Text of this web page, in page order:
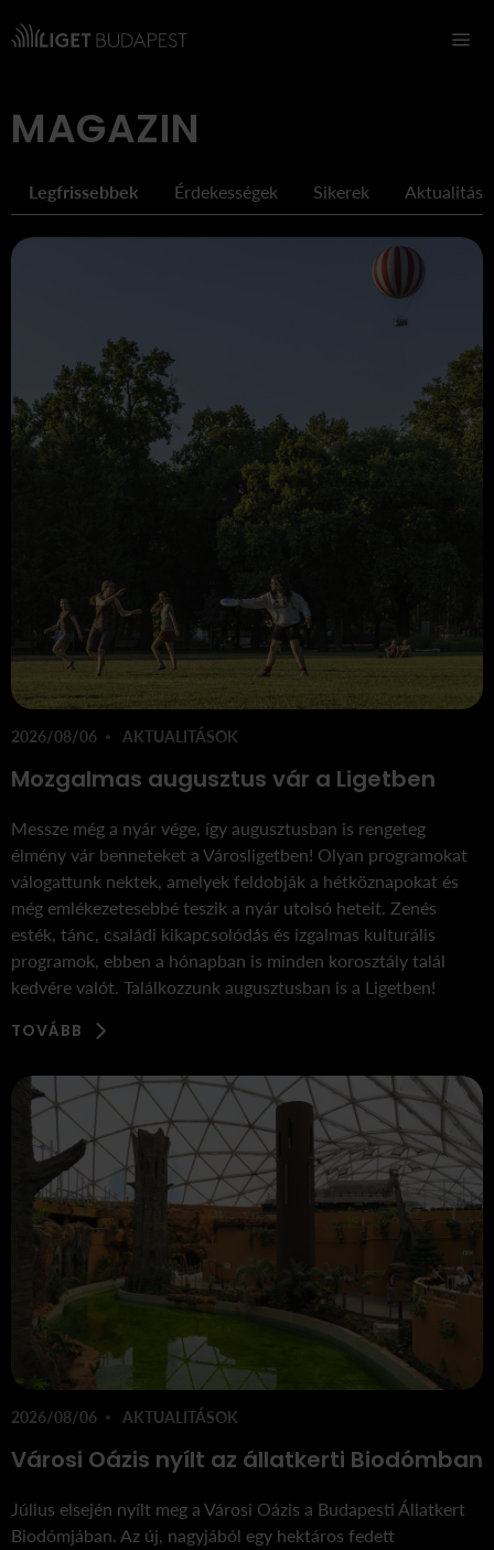
Navigáció
MAGAZIN
Legfrissebbek Érdekességek Sikerek
2026/08/06 AKTUALITÁSOK
Mozgalmas augusztus vár a Ligetben
Messze még a nyár vége, így augusztusban is rengeteg
élmény vár benneteket a Városligetben! Olyan programokat
válogattunk nektek, amelyek feldobják a hétköznapokat és
még emlékezetesebbé teszik a nyár utolsó heteit. Zenés
esték, tánc, családi kikapcsolódás és izgalmas kulturális
programok, ebben a hónapban is minden korosztály talál
kedvére valót. Találkozzunk augusztusban is a Ligetben!
TOVÁBB
2026/08/06 AKTUALITÁSOK
Városi Oázis nyílt az állatkerti Biodómban
Július elsején nyílt meg a Városi Oázis a Budapesti Állatkert
Biodómjában. Az új, nagyjából egy hektáros fedett